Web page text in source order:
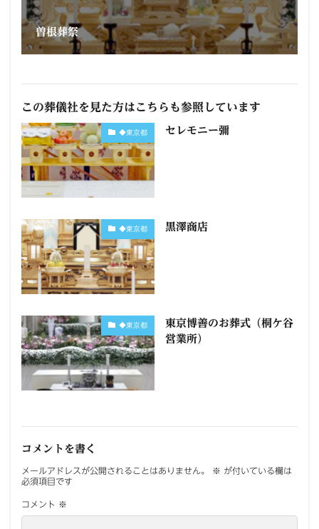
曽根葬祭
この葬儀社を見た方はこちらも参照しています
◆東京都 セレモニー彌
◆東京都 黒澤商店
◆東京都
東京博善のお葬式（桐ケ谷
営業所）
コメントを書く
メールアドレスが公開されることはありません。 ※ が付いている欄は
必須項目です
コメント ※